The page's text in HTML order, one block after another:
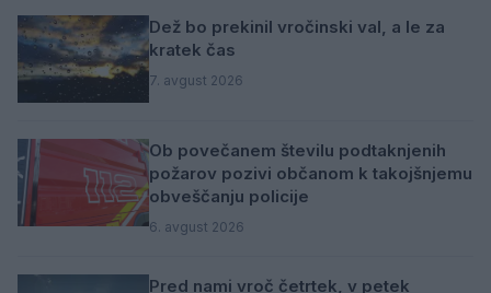
Dež bo prekinil vročinski val, a le za
kratek čas
7. avgust 2026
Ob povečanem številu podtaknjenih
požarov pozivi občanom k takojšnjemu
obveščanju policije
6. avgust 2026
Pred nami vroč četrtek, v petek